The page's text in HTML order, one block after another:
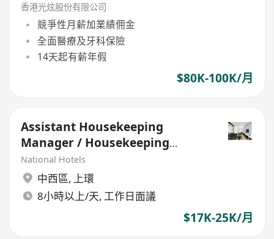
香港光炫股份有限公司
競爭性月薪加業績佣金
全面醫療及牙科保險
14天起有薪年假
$80K-100K/月
Assistant Housekeeping
Manager / Housekeeping
Supervisor (Hotel)
National Hotels
中西區, 上環
8小時以上/天, 工作日面議
$17K-25K/月